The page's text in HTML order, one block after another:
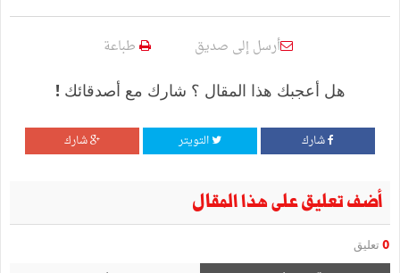
أرسل إلى صديق طباعة
هل أعجبك هذا المقال ؟ شارك مع أصدقائك !
شارك التويتر شارك
أضف تعليق على هذا المقال
0 تعليق